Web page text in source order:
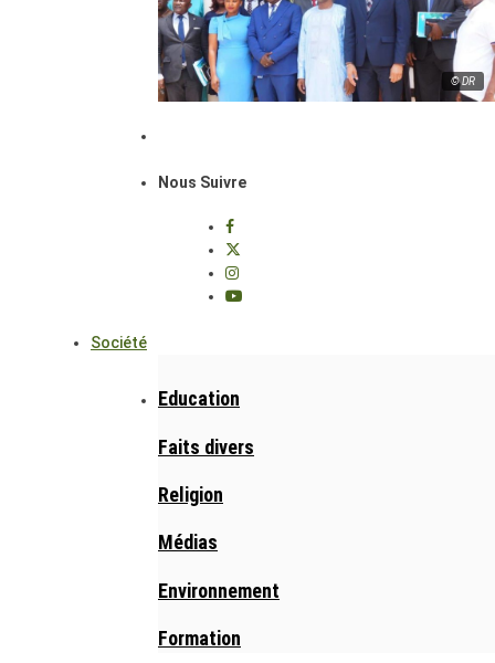
© DR
Nous Suivre
Société
Education
Faits divers
Religion
Médias
Environnement
Formation